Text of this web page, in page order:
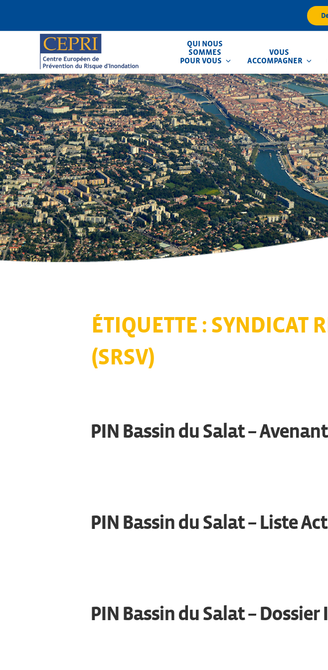
contenu
QUI NOUS
SOMMES
POUR VOUS
VOUS
ACCOMPAGNER
CEPRI
Centre Européen de Prévention du Risque d'Inondation
ÉTIQUETTE : SYNDICAT
(SRSV)
PIN Bassin du Salat – Avenant
PIN Bassin du Salat – Liste
PIN Bassin du Salat – Dossier